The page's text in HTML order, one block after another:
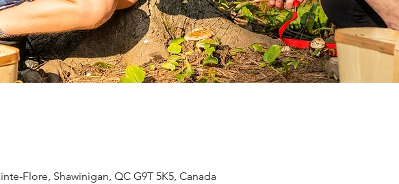
Flore, Shawinigan, QC G9T 5K5, Canada